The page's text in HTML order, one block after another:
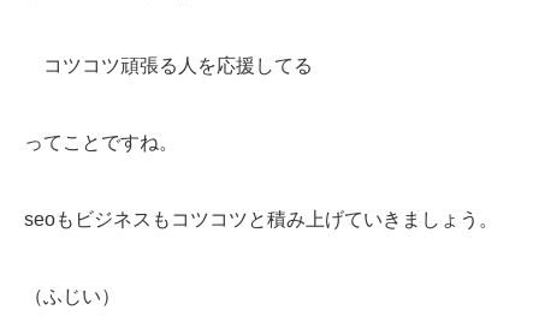
コツコツ頑張る人を応援してる
ってことですね。
seoもビジネスもコツコツと積み上げていきましょう。
（ふじい）